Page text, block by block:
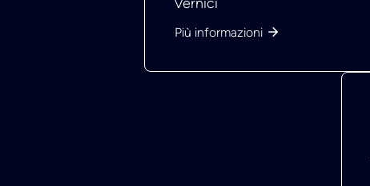
Più informazioni